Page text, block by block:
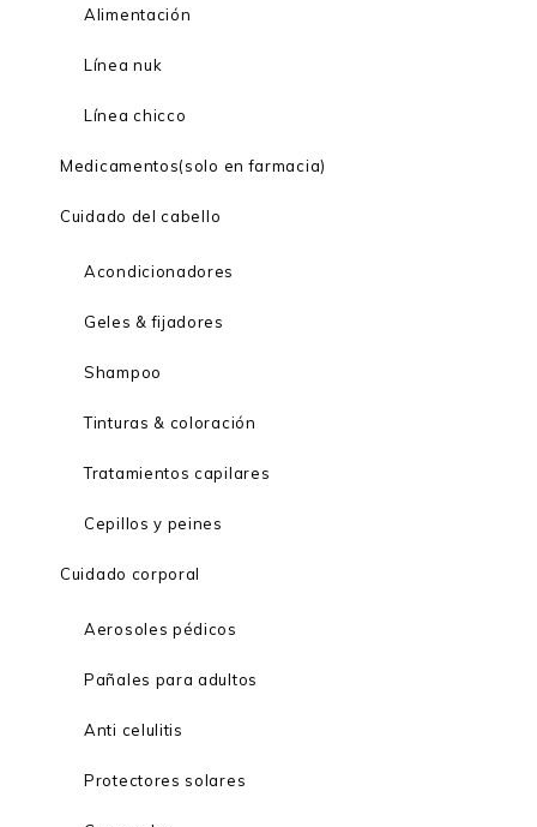
Alimentación
Línea nuk
Línea chicco
Medicamentos(solo en farmacia)
Cuidado del cabello
Acondicionadores
Geles & fijadores
Shampoo
Tinturas & coloración
Tratamientos capilares
Cepillos y peines
Cuidado corporal
Aerosoles pédicos
Pañales para adultos
Anti celulitis
Protectores solares